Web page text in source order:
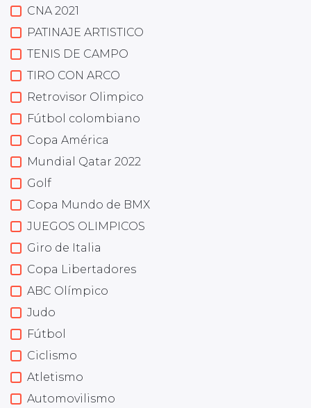
CNA 2021
PATINAJE ARTISTICO
TENIS DE CAMPO
TIRO CON ARCO
Retrovisor Olimpico
Fútbol colombiano
Copa América
Mundial Qatar 2022
Golf
Copa Mundo de BMX
JUEGOS OLIMPICOS
Giro de Italia
Copa Libertadores
ABC Olímpico
Judo
Fútbol
Ciclismo
Atletismo
Automovilismo